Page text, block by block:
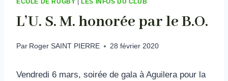
L’U. S. M. honorée par le B.O.
Par Roger SAINT PIERRE 28 février 2020
Vendredi 6 mars, soirée de gala à Aguilera pour la